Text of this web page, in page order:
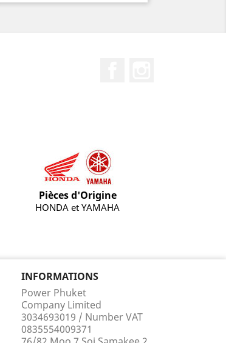
Pièces d'Origine
HONDA et YAMAHA
INFORMATIONS
Power Phuket
Company Limited
3034693019 / Number VAT
0835554009371